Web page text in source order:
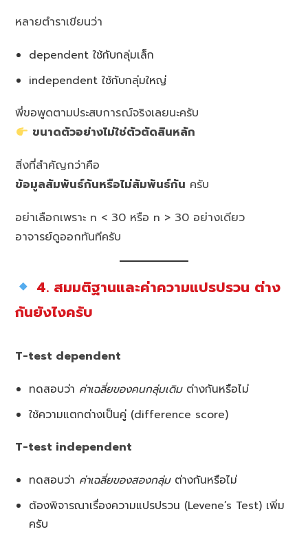
หลายตำราเขียนว่า
dependent ใช้กับกลุ่มเล็ก
independent ใช้กับกลุ่มใหญ่
พี่ขอพูดตามประสบการณ์จริงเลยนะครับ
ขนาดตัวอย่างไม่ใช่ตัวตัดสินหลัก
สิ่งที่สำคัญกว่าคือ
ข้อมูลสัมพันธ์กันหรือไม่สัมพันธ์กัน ครับ
อย่าเลือกเพราะ n < 30 หรือ n > 30 อย่างเดียว
อาจารย์ดูออกทันทีครับ
4. สมมติฐานและค่าความแปรปรวน ต่าง
กันยังไงครับ
T-test dependent
ทดสอบว่า ค่าเฉลี่ยของคนกลุ่มเดิมต่างกันหรือไม่
ใช้ความแตกต่างเป็นคู่ (difference score)
T-test independent
ทดสอบว่า ค่าเฉลี่ยของสองกลุ่มต่างกันหรือไม่
ต้องพิจารณาเรื่องความแปรปรวน (Levene’s Test) เพิ่ม
ครับ